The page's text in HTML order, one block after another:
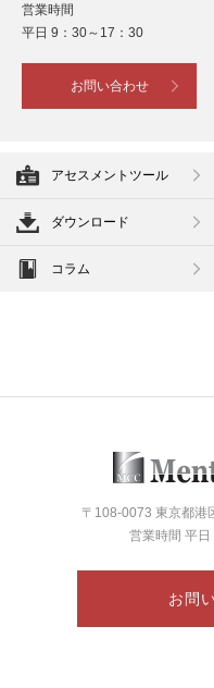
営業時間
平日 9：30～17：30
お問い合わせ
アセスメントツール
ダウンロード
コラム
〒108-0073 東京都港
営業時間 平
お問